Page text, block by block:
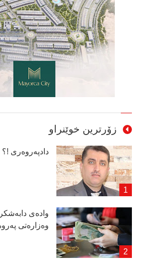
زۆرترین خوێنراو
دادپەروەری !؟
وادەی
وەزارەتی